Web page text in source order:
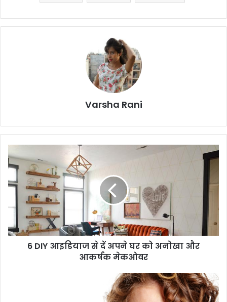
Varsha Rani
D
I
Y
ज
6 DIY आइडियाज से दें अपने घर को अनोखा और
आकर्षक मेकओवर